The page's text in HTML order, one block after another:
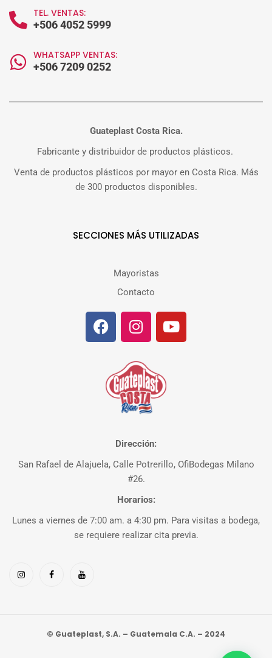
TEL. VENTAS:
+506 4052 5999
WHATSAPP VENTAS:
+506 7209 0252
Guateplast Costa Rica.
Fabricante y distribuidor de productos plásticos.
Venta de productos plásticos por mayor en Costa Rica. Más
de 300 productos disponibles.
SECCIONES MÁS UTILIZADAS
Mayoristas
Contacto
Dirección:
San Rafael de Alajuela, Calle Potrerillo, OfiBodegas Milano
#26.
Horarios:
Lunes a viernes de 7:00 am. a 4:30 pm. Para visitas a bodega,
se requiere realizar cita previa.
© Guateplast, S.A. – Guatemala C.A. – 2024